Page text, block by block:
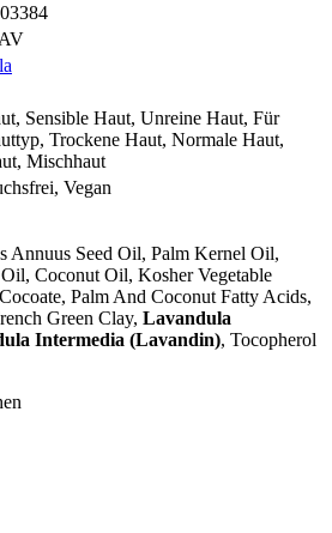
Sensible Haut, Unreine Haut, Für
Trockene Haut, Normale Haut,
Mischhaut
Vegan
Annuus Seed Oil, Palm Kernel Oil,
Coconut Oil, Kosher Vegetable
Palm And Coconut Fatty Acids,
Green Clay, Lavandula
Intermedia (Lavandin), Tocopherol